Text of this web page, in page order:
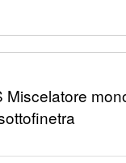
Miscelatore